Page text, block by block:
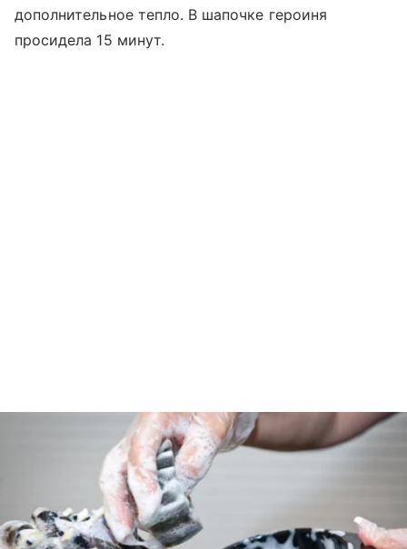
дополнительное тепло. В шапочке героиня
просидела 15 минут.